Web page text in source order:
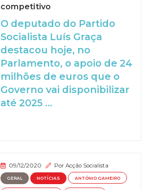
competitivo
O deputado do Partido
Socialista Luís Graça
destacou hoje, no
Parlamento, o apoio de 24
milhões de euros que o
Governo vai disponibilizar
até 2025 ...
09/12/2020 PorAcção Socialista
GERAL NOTÍCIAS ANTÓNIO GAMEIRO